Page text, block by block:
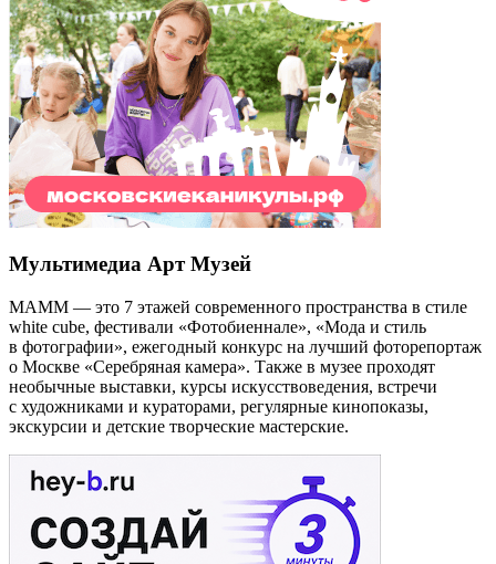
Мультимедиа Арт Музей
МАММ — это 7 этажей современного пространства в стиле
white cube, фестивали «Фотобиеннале», «Мода и стиль
в фотографии», ежегодный конкурс на лучший фоторепортаж
о Москве «Серебряная камера». Также в музее проходят
необычные выставки, курсы искусствоведения, встречи
с художниками и кураторами, регулярные кинопоказы,
экскурсии и детские творческие мастерские.